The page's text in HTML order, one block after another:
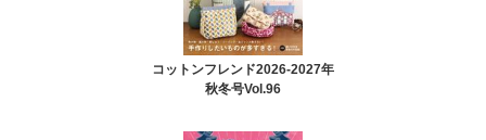
コットンフレンド2026-2027年
秋冬号Vol.96